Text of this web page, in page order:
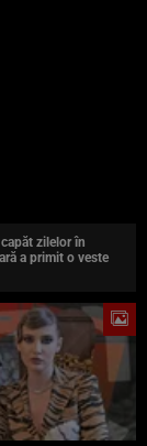
zilelor în
a primit o veste